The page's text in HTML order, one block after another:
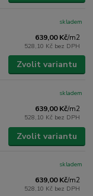
639,00 Kč/m2
528,10 Kč bez DPH
skladem
Zvolit variantu
639,00 Kč/m2
528,10 Kč bez DPH
skladem
Zvolit variantu
639,00 Kč/m2
528,10 Kč bez DPH
skladem